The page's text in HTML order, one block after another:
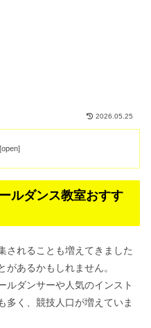
2026.05.25
ルダンス教室おすす
されることも増えてきました
あるかもしれません。
ルダンサーや人気のインスト
多く、競技人口が増えていま